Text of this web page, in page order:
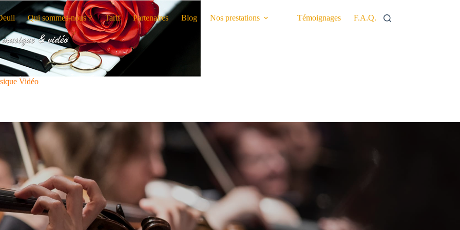
Vidéo
Qui sommes-nous ? Tarif Partenaires Blog Nos prestations Témoignages F.A.Q.